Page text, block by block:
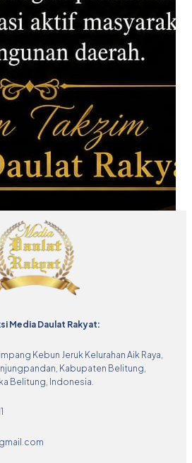
Media Daulat Rakyat:
Kebun Jeruk Kelurahan Aik Raya,
Kabupaten Belitung,
Belitung, Indonesia.